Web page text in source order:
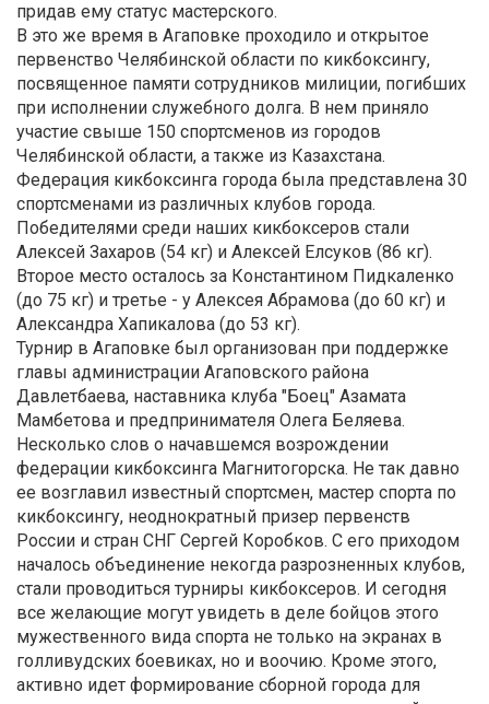
придав ему статус мастерского.
В это же время в Агаповке проходило и открытое
первенство Челябинской области по кикбоксингу,
посвященное памяти сотрудников милиции, погибших
при исполнении служебного долга. В нем приняло
участие свыше 150 спортсменов из городов
Челябинской области, а также из Казахстана.
Федерация кикбоксинга города была представлена 30
спортсменами из различных клубов города.
Победителями среди наших кикбоксеров стали
Алексей Захаров (54 кг) и Алексей Елсуков (86 кг).
Второе место осталось за Константином Пидкаленко
(до 75 кг) и третье - у Алексея Абрамова (до 60 кг) и
Александра Хапикалова (до 53 кг).
Турнир в Агаповке был организован при поддержке
главы администрации Агаповского района
Давлетбаева, наставника клуба "Боец" Азамата
Мамбетова и предпринимателя Олега Беляева.
Несколько слов о начавшемся возрождении
федерации кикбоксинга Магнитогорска. Не так давно
ее возглавил известный спортсмен, мастер спорта по
кикбоксингу, неоднократный призер первенств
России и стран СНГ Сергей Коробков. С его приходом
началось объединение некогда разрозненных клубов,
стали проводиться турниры кикбоксеров. И сегодня
все желающие могут увидеть в деле бойцов этого
мужественного вида спорта не только на экранах в
голливудских боевиках, но и воочию. Кроме этого,
активно идет формирование сборной города для